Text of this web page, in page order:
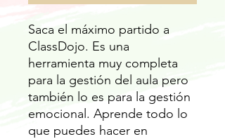
Saca el máximo partido a
ClassDojo. Es una
herramienta muy completa
para la gestión del aula pero
también lo es para la gestión
emocional. Aprende todo lo
que puedes hacer en